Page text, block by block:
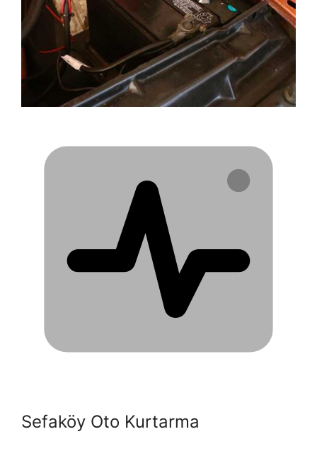
Sefaköy Oto Kurtarma